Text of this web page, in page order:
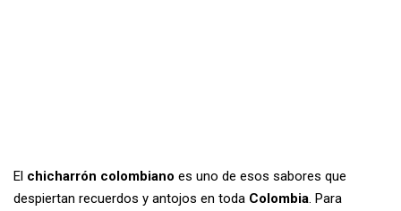
El chicharrón colombiano es uno de esos sabores que
despiertan recuerdos y antojos en toda Colombia . Para